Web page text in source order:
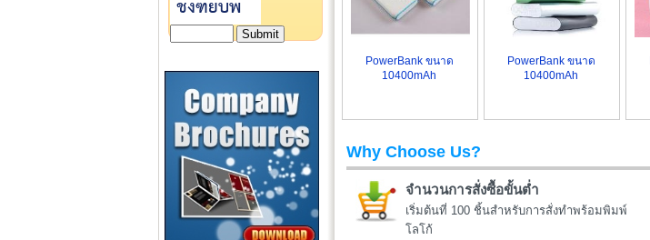
PowerBank ขนาด
10400mAh
PowerBank ขนาด
10400mAh
Why Choose Us?
จำนวนการสั่งซื้อขั้นต่ำ
เริ่มต้นที่ 100 ชิ้นสำหรับการสั่งทำพร้อมพิมพ์
โลโก้